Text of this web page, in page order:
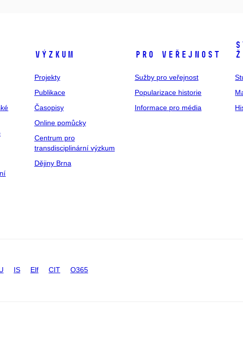
Výzkum
Projekty
Publikace
Časopisy
Online pomůcky
Centrum pro
transdisciplinární výzkum
Dějiny Brna
Pro veřejnost
Sužby pro veřejnost
Popularizace historie
Informace pro média
IS Elf CIT O365